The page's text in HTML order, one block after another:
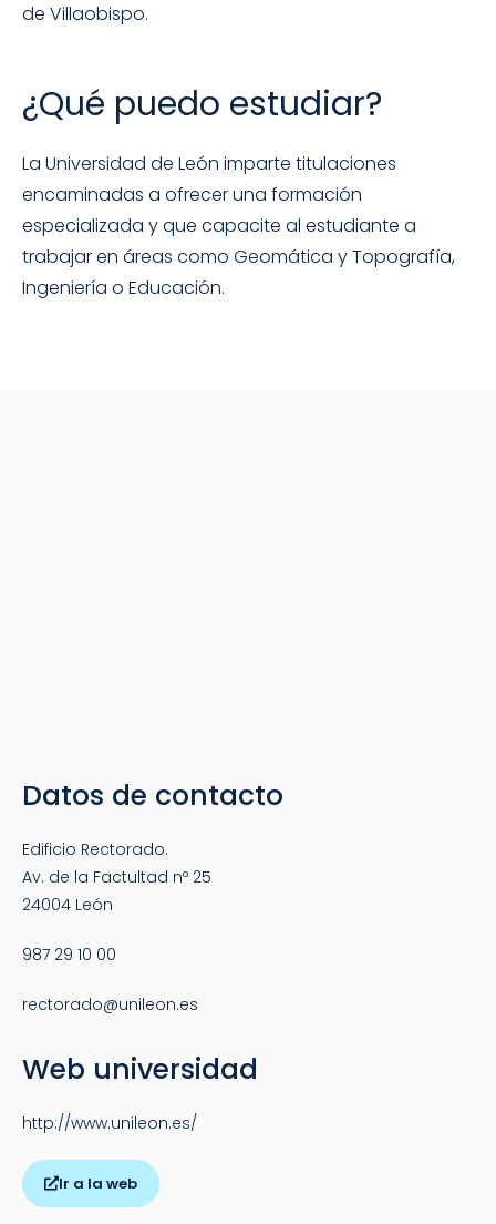
de Villaobispo.
¿Qué puedo estudiar?
La Universidad de León imparte titulaciones
encaminadas a ofrecer una formación
especializada y que capacite al estudiante a
trabajar en áreas como Geomática y Topografía,
Ingeniería o Educación.
Datos de contacto
Edificio Rectorado.
Av. de la Factultad nº 25
24004 León
987 29 10 00
rectorado@unileon.es
Web universidad
http://www.unileon.es/
Ir a la web